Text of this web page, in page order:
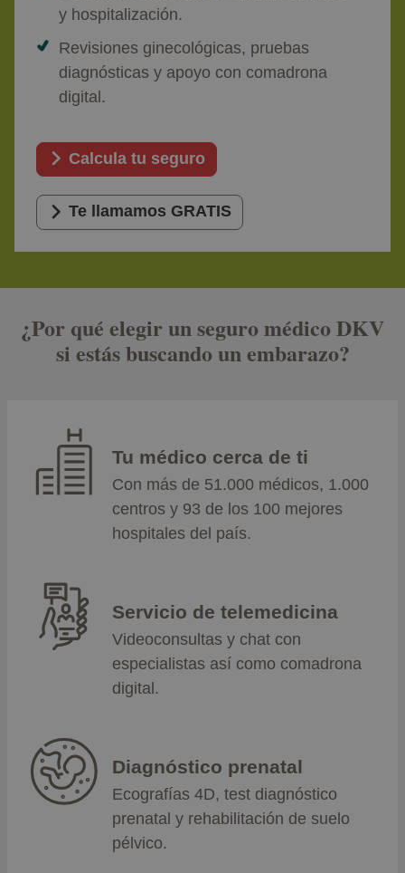
y hospitalización.
Revisiones ginecológicas, pruebas
diagnósticas y apoyo con comadrona
digital.
Calcula tu seguro
Te llamamos GRATIS
¿Por qué elegir un seguro médico DKV
si estás buscando un embarazo?
Tu médico cerca de ti
Con más de 51.000 médicos, 1.000
centros y 93 de los 100 mejores
hospitales del país.
Servicio de telemedicina
Videoconsultas y chat con
especialistas así como comadrona
digital.
Diagnóstico prenatal
Ecografías 4D, test diagnóstico
prenatal y rehabilitación de suelo
pélvico.